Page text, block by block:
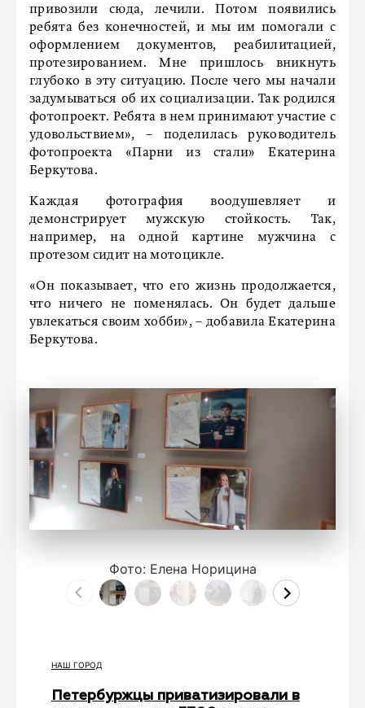
привозили сюда, лечили. Потом появились
ребята без конечностей, и мы им помогали с
оформлением документов, реабилитацией,
протезированием. Мне пришлось вникнуть
глубоко в эту ситуацию. После чего мы начали
задумываться об их социализации. Так родился
фотопроект. Ребята в нем принимают участие с
удовольствием», – поделилась руководитель
фотопроекта «Парни из стали» Екатерина
Беркутова.
Каждая фотография воодушевляет и
демонстрирует мужскую стойкость. Так,
например, на одной картине мужчина с
протезом сидит на мотоцикле.
«Он показывает, что его жизнь продолжается,
что ничего не поменялась. Он будет дальше
увлекаться своим хобби», – добавила Екатерина
Беркутова.
Фото: Елена Норицина
НАШ ГОРОД
Петербуржцы приватизировали в